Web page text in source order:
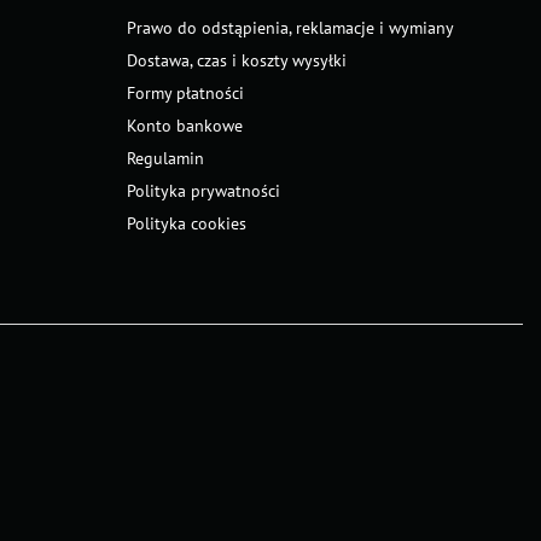
Prawo do odstąpienia, reklamacje i wymiany
Dostawa, czas i koszty wysyłki
Formy płatności
Konto bankowe
Regulamin
Polityka prywatności
Polityka cookies